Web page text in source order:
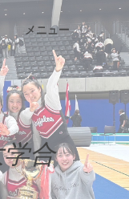
メニュー
学合